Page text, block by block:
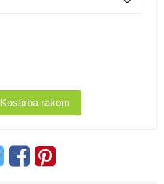
Kosárba rakom